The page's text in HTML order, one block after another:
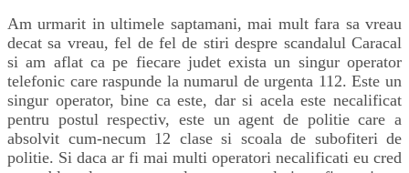
Am urmarit in ultimele saptamani, mai mult fara sa vreau
decat sa vreau, fel de fel de stiri despre scandalul Caracal
si am aflat ca pe fiecare judet exista un singur operator
telefonic care raspunde la numarul de urgenta 112. Este un
singur operator, bine ca este, dar si acela este necalificat
pentru postul respectiv, este un agent de politie care a
absolvit cum-necum 12 clase si scoala de subofiteri de
politie. Si daca ar fi mai multi operatori necalificati eu cred